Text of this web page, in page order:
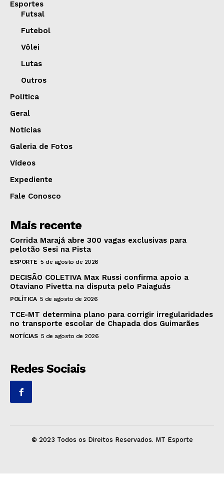
Esportes
Futsal
Futebol
Vôlei
Lutas
Outros
Política
Geral
Notícias
Galeria de Fotos
Vídeos
Expediente
Fale Conosco
Mais recente
Corrida Marajá abre 300 vagas exclusivas para
pelotão Sesi na Pista
ESPORTE 5 de agosto de 2026
DECISÃO COLETIVA Max Russi confirma apoio a
Otaviano Pivetta na disputa pelo Paiaguás
POLÍTICA 5 de agosto de 2026
TCE-MT determina plano para corrigir irregularidades
no transporte escolar de Chapada dos Guimarães
NOTÍCIAS 5 de agosto de 2026
Redes Sociais
© 2023 Todos os Direitos Reservados. MT Esporte